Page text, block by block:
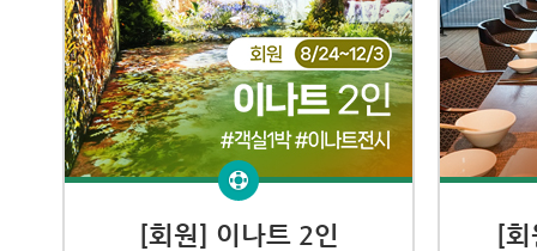
[회원] 이나트 2인
[